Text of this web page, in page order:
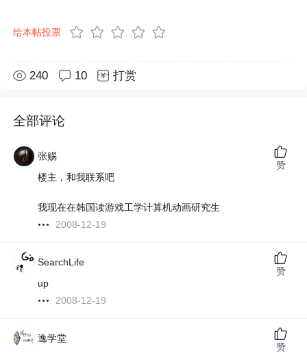
给本帖投票
240 10 打赏
全部评论
张赐
楼主，和我联系吧
我现在在韩国读游戏工学计算机动画研究生
2008-12-19
赞
SearchLife
up
2008-12-19
赞
逸学堂
赞